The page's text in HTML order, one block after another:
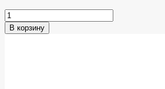
В корзину